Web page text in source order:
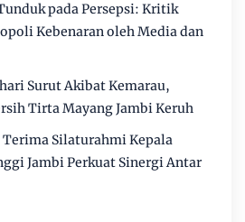
pada Persepsi: Kritik
Kebenaran oleh Media dan
Surut Akibat Kemarau,
Tirta Mayang Jambi Keruh
Terima Silaturahmi Kepala
Jambi Perkuat Sinergi Antar